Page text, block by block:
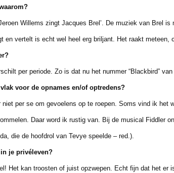
Willems zingt Jacques Brel’. De muziek van Brel is
vertelt is echt wel heel erg briljant. Het raakt meteen,
per periode. Zo is dat nu het nummer “Blackbird” van
voor de opnames en/of optredens?
per se om gevoelens op te roepen. Soms vind ik het
Daar word ik rustig van. Bij de musical Fiddler
die de hoofdrol van Tevye speelde – red.).
je privéleven?
kan troosten of juist opzwepen. Echt fijn dat het er